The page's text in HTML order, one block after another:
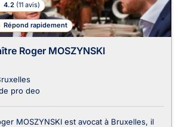
4.2 (11 avis)
Répond rapidement
Roger MOSZYNSKI
pro deo
MOSZYNSKI est avocat à Bruxelles, il